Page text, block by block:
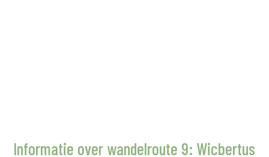
Informatie over wandelroute 9: Wicbertus